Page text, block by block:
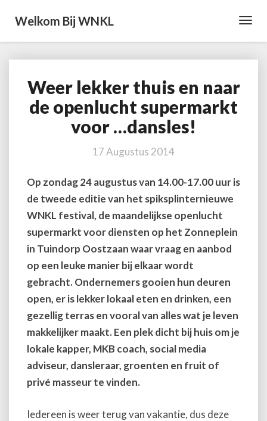
Welkom Bij WNKL
Weer
lekker
thuis
en
naar
de
voor
…
dansles!
Weer lekker thuis en naar
de openlucht supermarkt
voor …dansles!
17 Augustus 2014
Op zondag 24 augustus van 14.00-17.00 uur is
de tweede editie van het spiksplinternieuwe
WNKL festival, de maandelijkse openlucht
supermarkt voor diensten op het Zonneplein
in Tuindorp Oostzaan waar vraag en aanbod
op een leuke manier bij elkaar wordt
gebracht. Ondernemers gooien hun deuren
open, er is lekker lokaal eten en drinken, een
gezellig terras en vooral van alles wat je leven
makkelijker maakt.Een plek dicht bij huis om je
lokale kapper, MKB coach, social media
adviseur, dansleraar, groenten en fruit of
privé masseur te vinden.
Iedereen is weer terug van vakantie, dus deze